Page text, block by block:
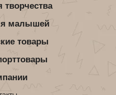
малышей
товары